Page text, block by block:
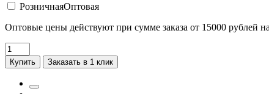
РозничнаяОптовая
Оптовые цены действуют при сумме заказа от 15000 рублей
Купить Заказать в 1 клик